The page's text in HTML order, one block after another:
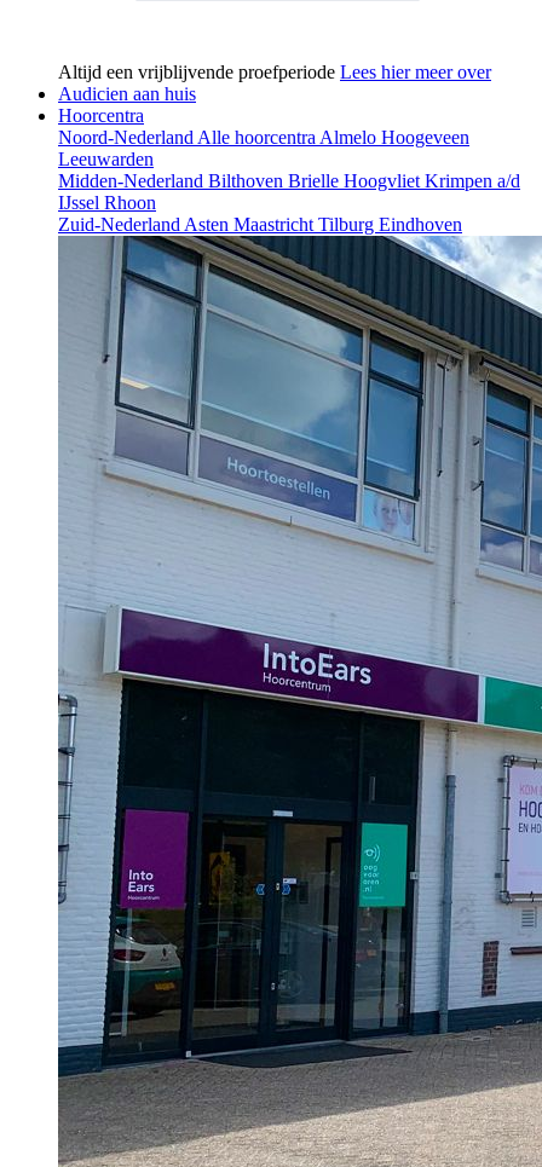
Altijd een vrijblijvende proefperiode Lees hier meer over
Audicien aan huis
Hoorcentra
Noord-NederlandAlle hoorcentraAlmelo Hoogeveen
Leeuwarden
Midden-Nederland Bilthoven Brielle HoogvlietKrimpen a/d
IJssel Rhoon
Zuid-NederlandAsten MaastrichtTilburg Eindhoven